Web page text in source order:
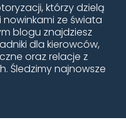
którzy dzielą
ze świata
blogu znajdziesz
dla kierowców,
oraz relacje z
Śledzimy najnowsze
po entuzjastów